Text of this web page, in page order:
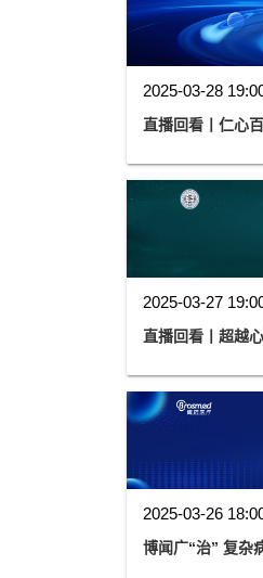
2025-03-28
直播回看丨仁心
2025-03-27
直播回看丨超越
2025-03-26
博闻广“治” 复杂